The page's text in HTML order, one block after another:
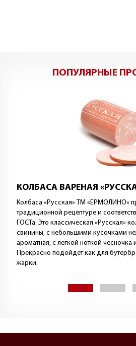
ПОПУЛЯРНЫЕ
КОЛБАСА ВАРЕНАЯ
Колбаса «Русская» ТМ «ЕРМОЛИНО»
традиционной рецептуре и
ГОСТа. Это классическая «Русская»
свинины, с небольшими кусочками
ароматная, с легкой ноткой чесночка
Прекрасно подойдет как для
жарки.